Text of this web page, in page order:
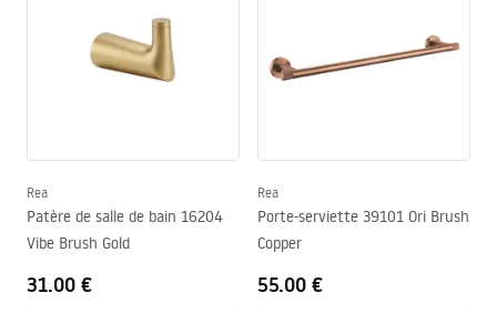
Rea
Patère de salle de bain 16204
Vibe Brush Gold
31.00 €
Rea
Porte-serviette 39101 Ori Brush
Copper
55.00 €